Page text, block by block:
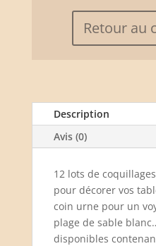
Retour au
Description
Avis (0)
12 lots de
pour décorer vos
coin urne pour un
plage de sable
disponibles